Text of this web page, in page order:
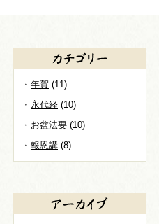
年賀 (11)
永代経 (10)
お盆法要 (10)
報恩講 (8)